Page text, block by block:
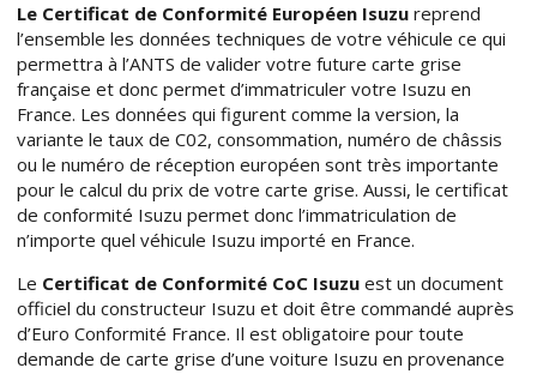
Le Certificat de Conformité Européen Isuzu reprend
l’ensemble les données techniques de votre véhicule ce qui
permettra à l’ANTS de valider votre future carte grise
française et donc permet d’immatriculer votre Isuzu en
France. Les données qui figurent comme la version, la
variante le taux de C02, consommation, numéro de châssis
ou le numéro de réception européen sont très importante
pour le calcul du prix de votre carte grise. Aussi, le certificat
de conformité Isuzu permet donc l’immatriculation de
n’importe quel véhicule Isuzu importé en France.
Le Certificat de Conformité CoC Isuzu est un document
officiel du constructeur Isuzu et doit être commandé auprès
d’Euro Conformité France. Il est obligatoire pour toute
demande de carte grise d’une voiture Isuzu en provenance